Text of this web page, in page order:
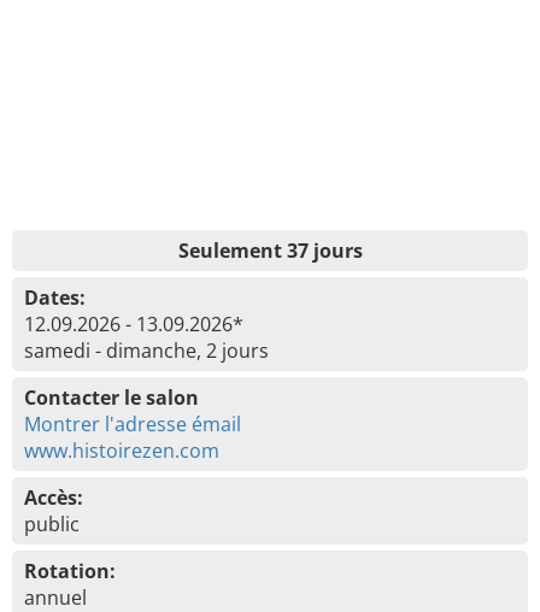
Seulement 37 jours
Dates:
12.09.2026 - 13.09.2026*
samedi - dimanche, 2 jours
Contacter le salon
Montrer l'adresse émail
www.histoirezen.com
Accès:
public
Rotation:
annuel